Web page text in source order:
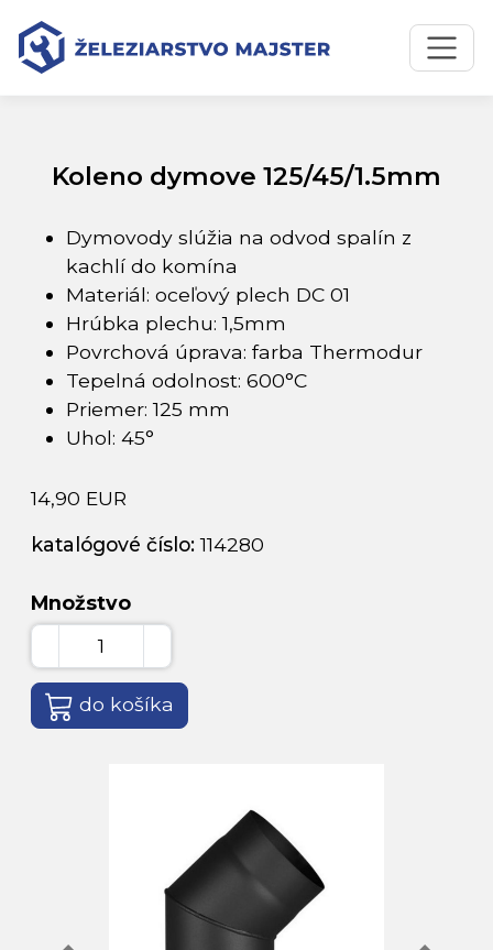
Preskočiť na obsah
Preskočiť na hlavné menu
Úvodná stránka
Koleno dymove 125/45/1.5mm
Koleno dymove 125/45/1.5mm
Dymovody slúžia na odvod spalín z
kachlí do komína
Materiál: oceľový plech DC 01
Hrúbka plechu: 1,5mm
Povrchová úprava: farba Thermodur
Tepelná odolnost: 600°C
Priemer: 125 mm
Uhol: 45°
14,90 EUR
katalógové číslo:114280
Množstvo
do košíka